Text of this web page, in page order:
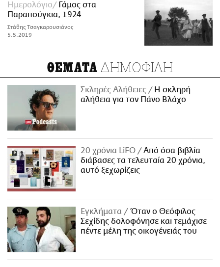
Ημερολόγιο
Γάμος στα
Παραπούγκια, 1924
Στάθης Τσαγκαρουσιάνος
5.5.2019
ΘΕΜΑΤΑ ΔΗΜΟΦΙΛΗ
Σκληρές Αλήθειες
H σκληρή
αλήθεια για τον Πάνο Βλάχο
20 χρόνια LiFO
Από όσα βιβλία
διάβασες τα τελευταία 20 χρόνια,
αυτό ξεχωρίζεις
Εγκλήματα
Όταν ο Θεόφιλος
Σεχίδης δολοφόνησε και τεμάχισε
πέντε μέλη της οικογένειάς του